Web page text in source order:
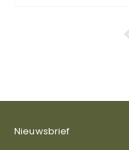
Nieuwsbrief